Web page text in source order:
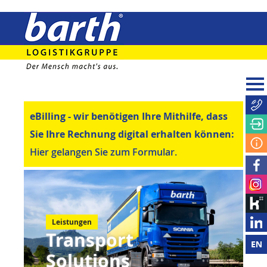
eBilling - wir benötigen Ihre Mithilfe, dass
Sie Ihre Rechnung digital erhalten können:
Hier gelangen Sie zum Formular.
Leistungen
Transport
Solutions